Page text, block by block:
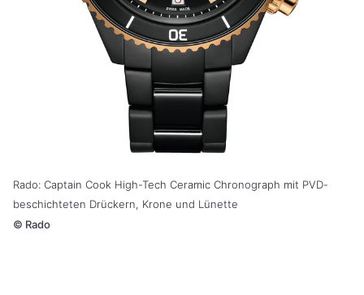
Rado: Captain Cook High-Tech Ceramic Chronograph mit PVD-
beschichteten Drückern, Krone und Lünette
© Rado